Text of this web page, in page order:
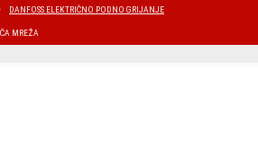
DANFOSS ELEKTRIČNO PODNO GRIJANJE
MREŽA